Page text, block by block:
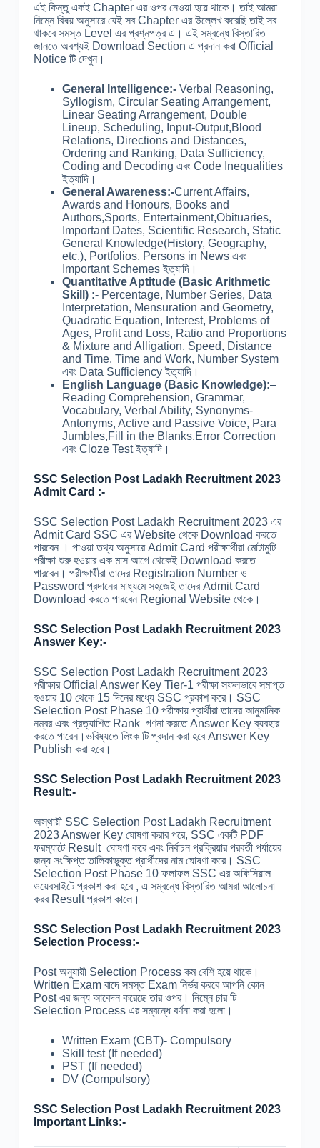
এই কিন্তু একই Chapter এর ওপর নেওয়া হয়ে থাকে। তাই আমরা
নিম্নে বিষয় অনুসারে যেই সব Chapter এর উল্লেখ করেছি তাই সব
থাকবে সমস্ত Level এর প্রশ্নপত্র এ। এই সম্বন্ধে বিস্তারিত
জানতে অবশ্যই Download Section এ প্রদান করা Official
Notice টি দেখুন।
General Intelligence:- Verbal Reasoning,
Syllogism, Circular Seating Arrangement,
Linear Seating Arrangement, Double
Lineup, Scheduling, Input-Output,Blood
Relations, Directions and Distances,
Ordering and Ranking, Data Sufficiency,
Coding and Decoding এবং Code Inequalities
ইত্যাদি।
General Awareness:-Current Affairs,
Awards and Honours, Books and
Authors,Sports, Entertainment,Obituaries,
Important Dates, Scientific Research, Static
General Knowledge(History, Geography,
etc.), Portfolios, Persons in News এবং
Important Schemes ইত্যাদি।
Quantitative Aptitude (Basic Arithmetic
Skill) :-Percentage, Number Series, Data
Interpretation, Mensuration and Geometry,
Quadratic Equation, Interest, Problems of
Ages, Profit and Loss, Ratio and Proportions
& Mixture and Alligation, Speed, Distance
and Time, Time and Work, Number System
এবং Data Sufficiency ইত্যাদি।
English Language (Basic Knowledge):–
Reading Comprehension, Grammar,
Vocabulary, Verbal Ability, Synonyms-
Antonyms, Active and Passive Voice, Para
Jumbles,Fill in the Blanks,Error Correction
এবং Cloze Test ইত্যাদি।
SSC Selection Post Ladakh Recruitment 2023
Admit Card :-
SSC Selection Post Ladakh Recruitment 2023 এর
Admit Card SSC এর Website থেকে Download করতে
পারবেন । পাওয়া তথ্য অনুসারে Admit Card পরীক্ষার্থীরা মোটামুটি
পরীক্ষা শুরু হওয়ার এক মাস আগে থেকেই Download করতে
পারবেন। পরীক্ষার্থীরা তাদের Registration Number ও
Password প্রদানের মাধ্যমে সহজেই তাদের Admit Card
Download করতে পারবেন Regional Website থেকে।
SSC Selection Post Ladakh Recruitment 2023
Answer Key:-
SSC Selection Post Ladakh Recruitment 2023
পরীক্ষার Official Answer Key Tier-1 পরীক্ষা সফলভাবে সমাপ্ত
হওয়ার 10 থেকে 15 দিনের মধ্যে SSC প্রকাশ করে। SSC
Selection Post Phase 10 পরীক্ষায় প্রার্থীরা তাদের আনুমানিক
নম্বর এবং প্রত্যাশিত Rank গণনা করতে Answer Key ব্যবহার
করতে পারেন।ভবিষ্যতে লিংক টি প্রদান করা হবে Answer Key
Publish করা হবে।
SSC Selection Post Ladakh Recruitment 2023
Result:-
অস্থায়ী SSC Selection Post Ladakh Recruitment
2023 Answer Key ঘোষণা করার পরে, SSC একটি PDF
ফরম্যাটে Result ঘোষণা করে এবং নির্বাচন প্রক্রিয়ার পরবর্তী পর্যায়ের
জন্য সংক্ষিপ্ত তালিকাভুক্ত প্রার্থীদের নাম ঘোষণা করে। SSC
Selection Post Phase 10 ফলাফল SSC এর অফিসিয়াল
ওয়েবসাইটে প্রকাশ করা হবে , এ সম্বন্ধে বিস্তারিত আমরা আলোচনা
করব Result প্রকাশ কালে।
SSC Selection Post Ladakh Recruitment 2023
Selection Process:-
Post অনুযায়ী Selection Process কম বেশি হয়ে থাকে।
Written Exam বাদে সমস্ত Exam নির্ভর করবে আপনি কোন
Post এর জন্য আবেদন করেছে তার ওপর। নিম্নে চার টি
Selection Process এর সম্বন্ধে বর্ণনা করা হলো।
Written Exam (CBT)- Compulsory
Skill test (If needed)
PST (If needed)
DV (Compulsory)
SSC Selection Post Ladakh Recruitment 2023
Important Links:-